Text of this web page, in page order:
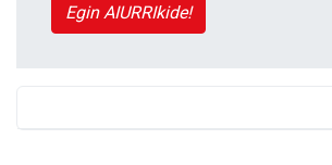
Egin AIURRIkide!